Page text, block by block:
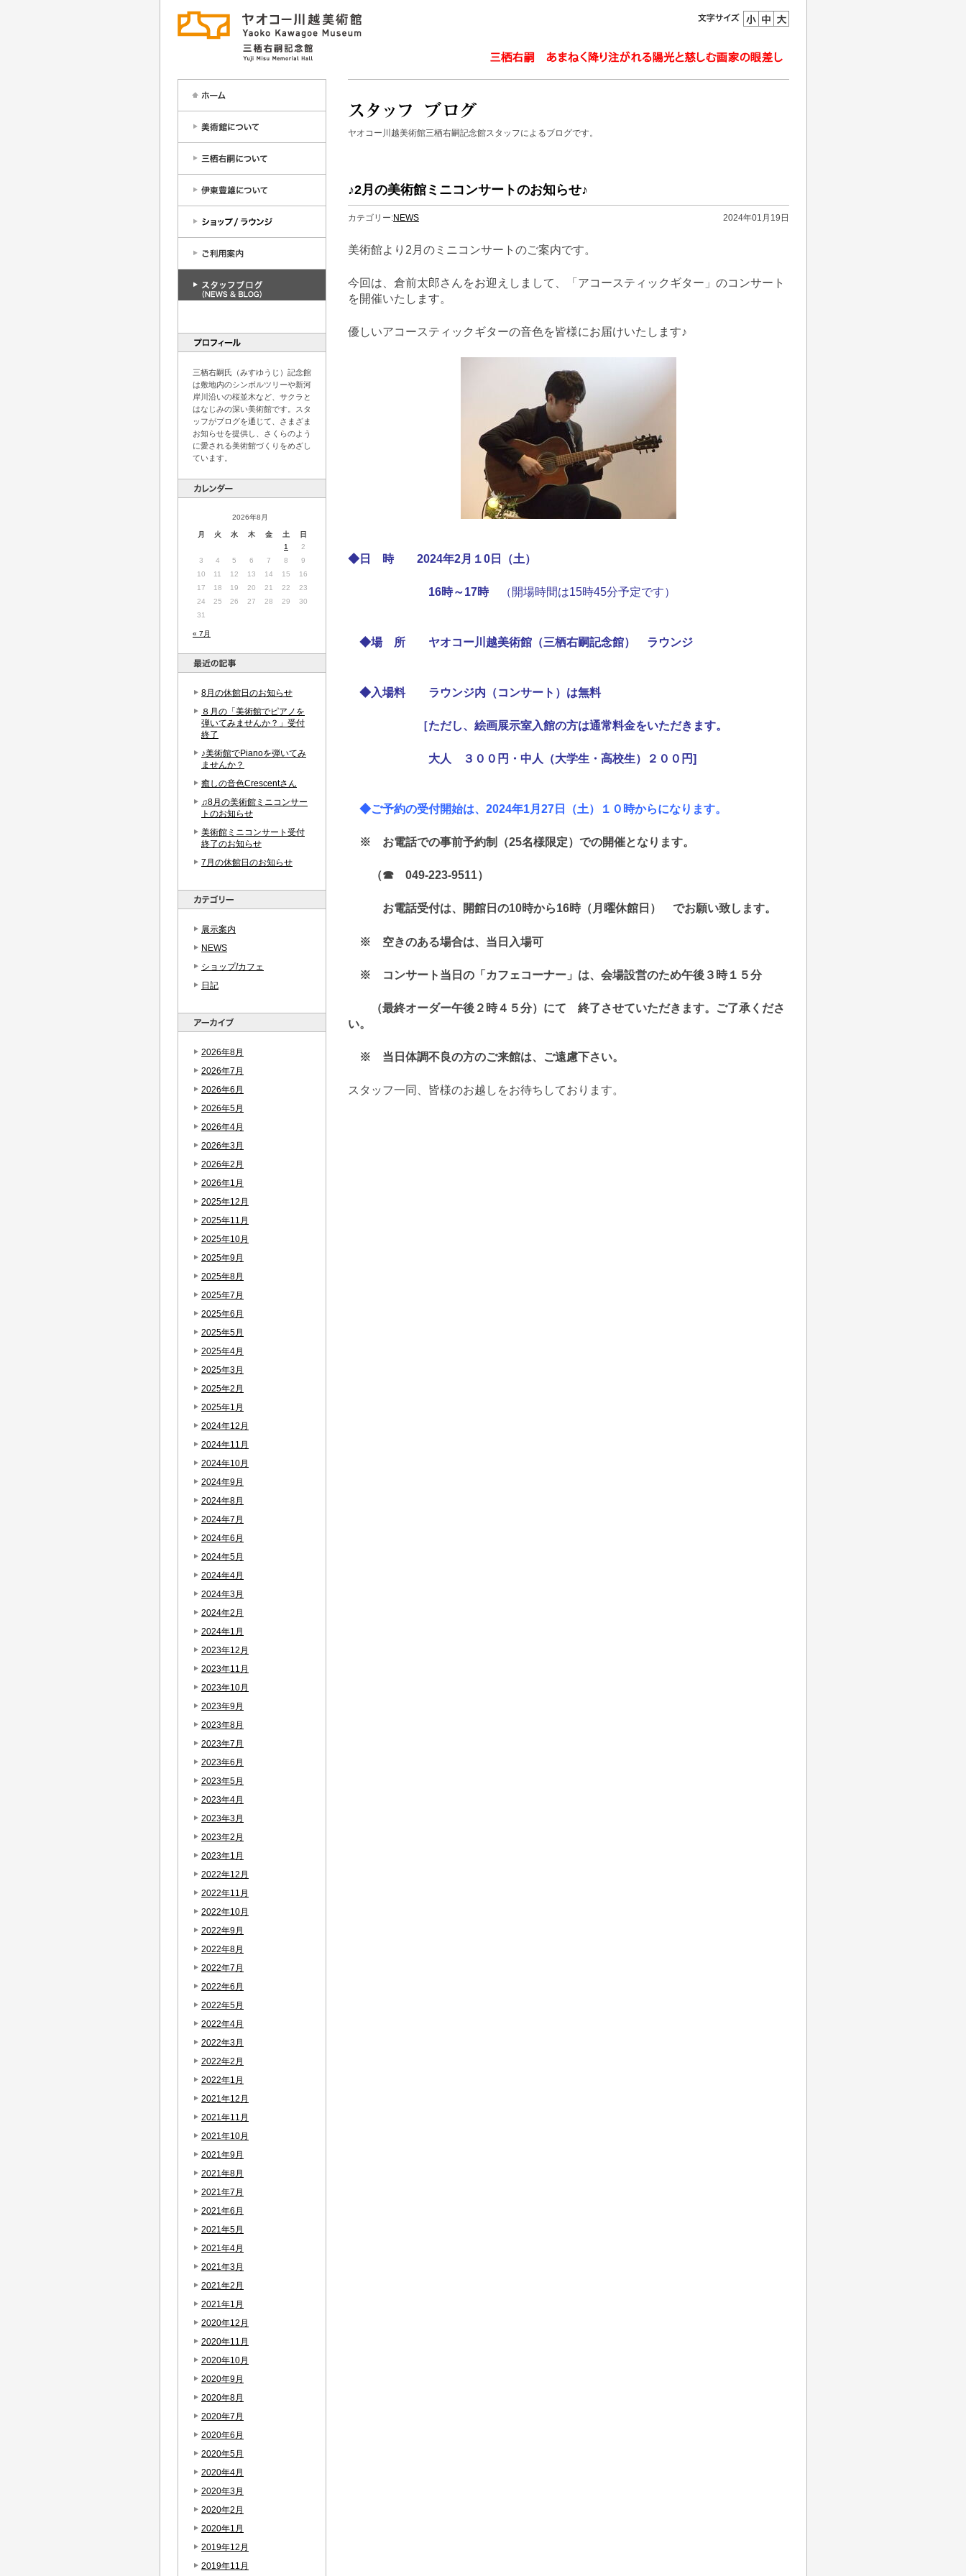
三栖右嗣氏（みすゆうじ）記念館
は敷地内のシンボルツリーや新河
岸川沿いの桜並木など、サクラと
はなじみの深い美術館です。スタ
ッフがブログを通じて、さまざま
お知らせを提供し、さくらのよう
に愛される美術館づくりをめざし
ています。
2026年8月
月 火 水 木 金 土 日
« 7月
1
2
3
4 5 6 7 8
9
10
11 12 13 14 15
16
17
18 19 20 21 22
23
24
25 26 27 28 29
30
31
8月の休館日のお知らせ
８月の「美術館でピアノを
弾いてみませんか？」受付
終了
♪美術館でPianoを弾いてみ
ませんか？
癒しの音色Crescentさん
♫8月の美術館ミニコンサー
トのお知らせ
美術館ミニコンサート受付
終了のお知らせ
7月の休館日のお知らせ
展示案内
NEWS
ショップ/カフェ
日記
2026年8月
2026年7月
2026年6月
2026年5月
2026年4月
2026年3月
2026年2月
2026年1月
2025年12月
2025年11月
2025年10月
2025年9月
2025年8月
2025年7月
2025年6月
2025年5月
2025年4月
2025年3月
2025年2月
2025年1月
2024年12月
2024年11月
2024年10月
2024年9月
2024年8月
2024年7月
2024年6月
2024年5月
2024年4月
2024年3月
2024年2月
2024年1月
2023年12月
2023年11月
2023年10月
2023年9月
2023年8月
2023年7月
2023年6月
2023年5月
2023年4月
2023年3月
2023年2月
2023年1月
2022年12月
2022年11月
2022年10月
2022年9月
2022年8月
2022年7月
2022年6月
2022年5月
2022年4月
2022年3月
2022年2月
2022年1月
2021年12月
2021年11月
2021年10月
2021年9月
2021年8月
2021年7月
2021年6月
2021年5月
2021年4月
2021年3月
2021年2月
2021年1月
2020年12月
2020年11月
2020年10月
2020年9月
2020年8月
2020年7月
2020年6月
2020年5月
2020年4月
2020年3月
2020年2月
2020年1月
2019年12月
2019年11月
ヤオコー川越美術館三栖右嗣記念館スタッフによるブログです。
♪2月の美術館ミニコンサートのお知らせ♪
カテゴリー:NEWS 2024年01月19日
美術館より2月のミニコンサートのご案内です。
今回は、倉前太郎さんをお迎えしまして、「アコースティックギター」のコンサート
を開催いたします。
優しいアコースティックギターの音色を皆様にお届けいたします♪
◆日 時 2024年2月１0日（土）
16時～17時（開場時間は15時45分予定です）
◆場 所 ヤオコー川越美術館（三栖右嗣記念館） ラウンジ
◆入場料 ラウンジ内（コンサート）は無料
［ただし、絵画展示室入館の方は通常料金をいただきます。
大人 ３００円・中人（大学生・高校生）２００円]
◆ご予約の受付開始は、2024年1月27 日（土）１０時からになります。
※ お電話での事前予約制（25名様限定）での開催となります。
（☎ 049-223-9511）
お電話受付は、開館日の10時から16時（月曜休館日） でお願い致します。
※ 空きのある場合は、当日入場可
※ コンサート当日の「カフェコーナー」は、会場設営のため午後３時１５分
（最終オーダー午後２時４５分）にて 終了させていただきます。ご了承くださ
い。
※ 当日体調不良の方のご来館は、ご遠慮下さい。
スタッフ一同、皆様のお越しをお待ちしております。